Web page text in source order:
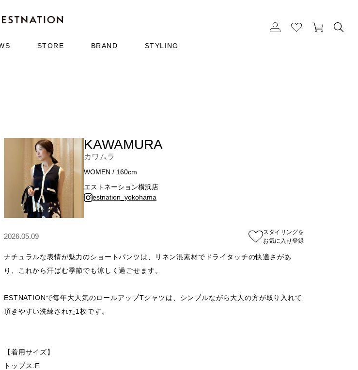
STORE BRAND STYLING
KAWAMURA
カワムラ
WOMEN / 160cm
エストネーション横浜店
estnation_yokohama
スタイリングを
お気に入り登録
2026.05.09
ナチュラルな表情が魅力のショートパンツは、リネン混素材でドライタッチの快適さがあ
り、これから汗ばむ季節でも涼しく過ごせます。
ESTNATIONで毎年大人気のロールアップTシャツは、シンプルながら大人の方が取り入れて
頂きやすい洗練された1枚です。
【着用サイズ】
トップス:F